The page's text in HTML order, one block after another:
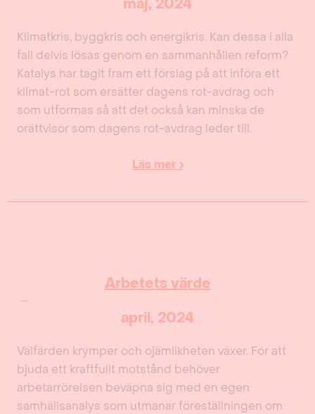
maj, 2024
Klimatkris, byggkris och energikris. Kan dessa i alla
fall delvis lösas genom en sammanhållen reform?
Katalys har tagit fram ett förslag på att införa ett
klimat-rot som ersätter dagens rot-avdrag och
som utformas så att det också kan minska de
orättvisor som dagens rot-avdrag leder till.
Läs mer ›
Arbetets värde
april, 2024
Välfärden krymper och ojämlikheten växer. För att
bjuda ett kraftfullt motstånd behöver
arbetarrörelsen beväpna sig med en egen
samhällsanalys som utmanar föreställningen om